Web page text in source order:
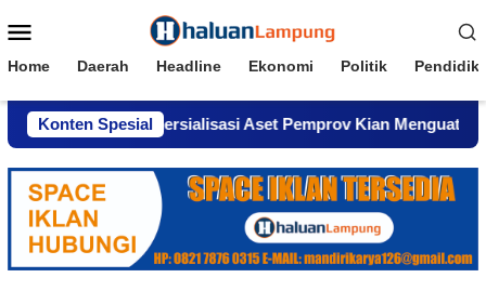
ke
Mobile
Home Daerah Headline Ekonomi Politik
Konten Spesial
Komersialisasi Aset Pemprov Kian Menguat